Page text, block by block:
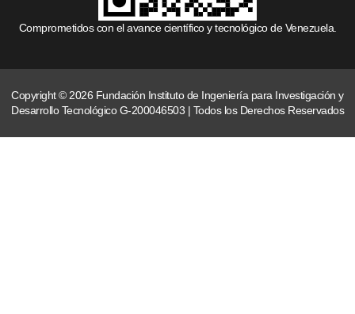
Comprometidos con el avance científico y tecnológico de Venezuela.
Copyright © 2026 Fundación Instituto de Ingeniería para Investigación y
Desarrollo Tecnológico G-200046503 | Todos los Derechos Reservados